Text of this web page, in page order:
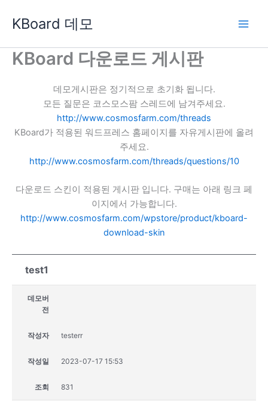
로
KBoard 데모
KBoard 다운로드 게시판
데모게시판은 정기적으로 초기화 됩니다.
모든 질문은 코스모스팜 스레드에 남겨주세요.
http://www.cosmosfarm.com/threads
KBoard가 적용된 워드프레스 홈페이지를 자유게시판에 올려
주세요.
http://www.cosmosfarm.com/threads/questions/10
다운로드 스킨이 적용된 게시판 입니다. 구매는 아래 링크 페
이지에서 가능합니다.
http://www.cosmosfarm.com/wpstore/product/kboard-
download-skin
test1
데모버
전
작성자 testerr
작성일 2023-07-17 15:53
조회 831